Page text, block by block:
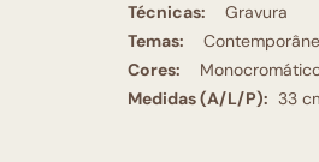
Técnicas:
Gravura
Temas:
Cores:
Medidas (A/L/P): 33